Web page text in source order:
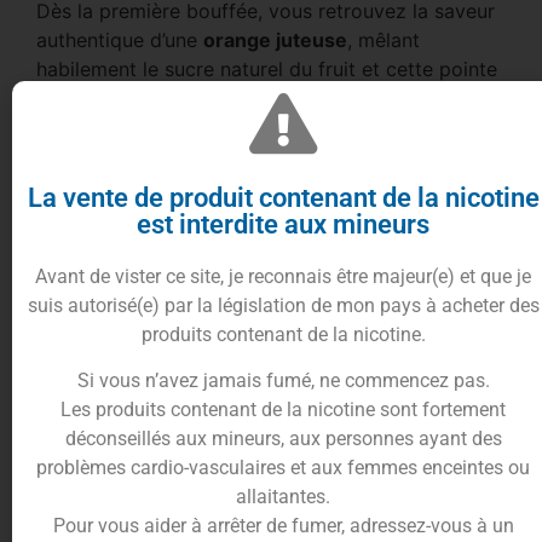
Dès la première bouffée, vous retrouvez la saveur
authentique d’une orange juteuse, mêlant
habilement le sucre naturel du fruit et cette pointe
d’acidité caractéristique qui réveille les papilles. Ce
n’est pas un simple goût d’agrume, mais une
véritable expérience de fruit mûr, rappelant les
meilleurs jus d’orange malaisiens.
L’équilibre est le maître-mot de cette recette : le
par une rondeur en bouche qui rend la vape fluide
et jamais agressive. C’est le juice parfait pour une
pause rafraîchissante et ensoleillée, offrant une
sensation de pureté fruitée qui dure tout au long
de la journée sans jamais lasser.
Revisitée par le savoir-faire français deVape
Sauce, cette recette reprend l’héritage de Cloud
50/50 PG/VGpermet de savourer
La vente de produit contenant de la nicotine
est interdite aux mineurs
Avant de vister ce site, je reconnais être majeur(e) et que je
suis autorisé(e) par la législation de mon pays à acheter des
produits contenant de la nicotine.
Si vous n’avez jamais fumé, ne commencez pas.
Les produits contenant de la nicotine sont fortement
déconseillés aux mineurs, aux personnes ayant des
problèmes cardio-vasculaires et aux femmes enceintes ou
allaitantes.
Pour vous aider à arrêter de fumer, adressez-vous à un